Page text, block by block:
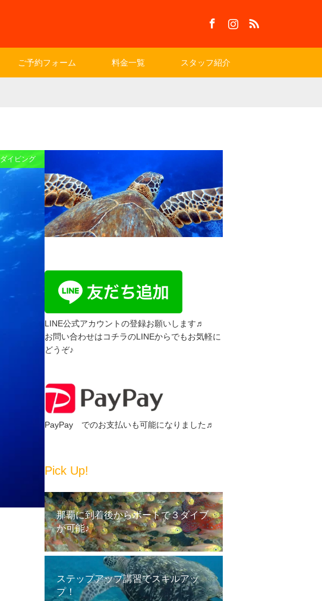
ご予約フォーム 料金一覧 スタッフ紹介
ダイビング
LINE公式アカウントの登録お願いします♬
お問い合わせはコチラのLINEからでもお気軽に
どうぞ♪
PayPay でのお支払いも可能になりました♬
Pick Up!
那覇に到着後からボートで３ダイブ
が可能♪
ステップアップ講習でスキルアッ
プ！